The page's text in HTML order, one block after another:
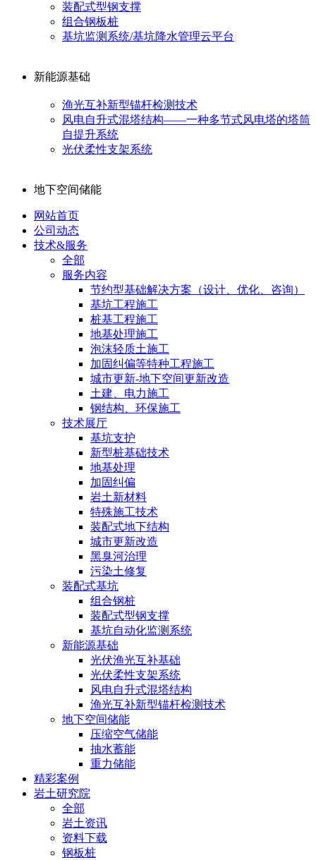
装配式型钢支撑
组合钢板桩
基坑监测系统/基坑降水管理云平台
新能源基础
渔光互补新型锚杆检测技术
风电自升式混塔结构——一种多节式风电塔的塔筒
自提升系统
光伏柔性支架系统
地下空间储能
网站首页
公司动态
技术&服务
全部
服务内容
节约型基础解决方案（设计、优化、咨询）
基坑工程施工
桩基工程施工
地基处理施工
泡沫轻质土施工
加固纠偏等特种工程施工
城市更新-地下空间更新改造
土建、电力施工
钢结构、环保施工
技术展厅
基坑支护
新型桩基础技术
地基处理
加固纠偏
岩土新材料
特殊施工技术
装配式地下结构
城市更新改造
黑臭河治理
污染土修复
装配式基坑
组合钢桩
装配式型钢支撑
基坑自动化监测系统
新能源基础
光伏渔光互补基础
光伏柔性支架系统
风电自升式混塔结构
渔光互补新型锚杆检测技术
地下空间储能
压缩空气储能
抽水蓄能
重力储能
精彩案例
岩土研究院
全部
岩土资讯
资料下载
钢板桩